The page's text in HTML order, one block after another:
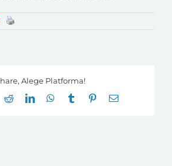
Alege Platforma!
RedditLinkedInWhatsApp
Tumblr Pinterest
E-